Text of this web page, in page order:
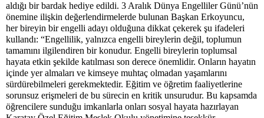
aldığı bir bardak hediye edildi. 3 Aralık Dünya Engelliler Günü’nün
önemine ilişkin değerlendirmelerde bulunan Başkan Erkoyuncu,
her bireyin bir engelli adayı olduğuna dikkat çekerek şu ifadeleri
kullandı: “Engellilik, yalnızca engelli bireylerin değil, toplumun
tamamını ilgilendiren bir konudur. Engelli bireylerin toplumsal
hayata etkin şekilde katılması son derece önemlidir. Onların hayatın
içinde yer almaları ve kimseye muhtaç olmadan yaşamlarını
sürdürebilmeleri gerekmektedir. Eğitim ve öğretim faaliyetlerine
sorunsuz erişmeleri de bu sürecin en kritik unsurudur. Bu kapsamda
öğrencilere sunduğu imkanlarla onları sosyal hayata hazırlayan